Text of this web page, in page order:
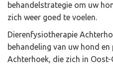
behandelstrategie om uw
zich weer goed te voelen.
Dierenfysiotherapie
behandeling van uw hond
Achterhoek, die zich in